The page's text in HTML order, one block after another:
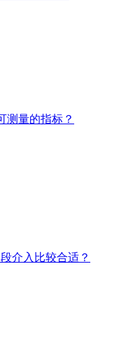
测量的指标？
介入比较合适？